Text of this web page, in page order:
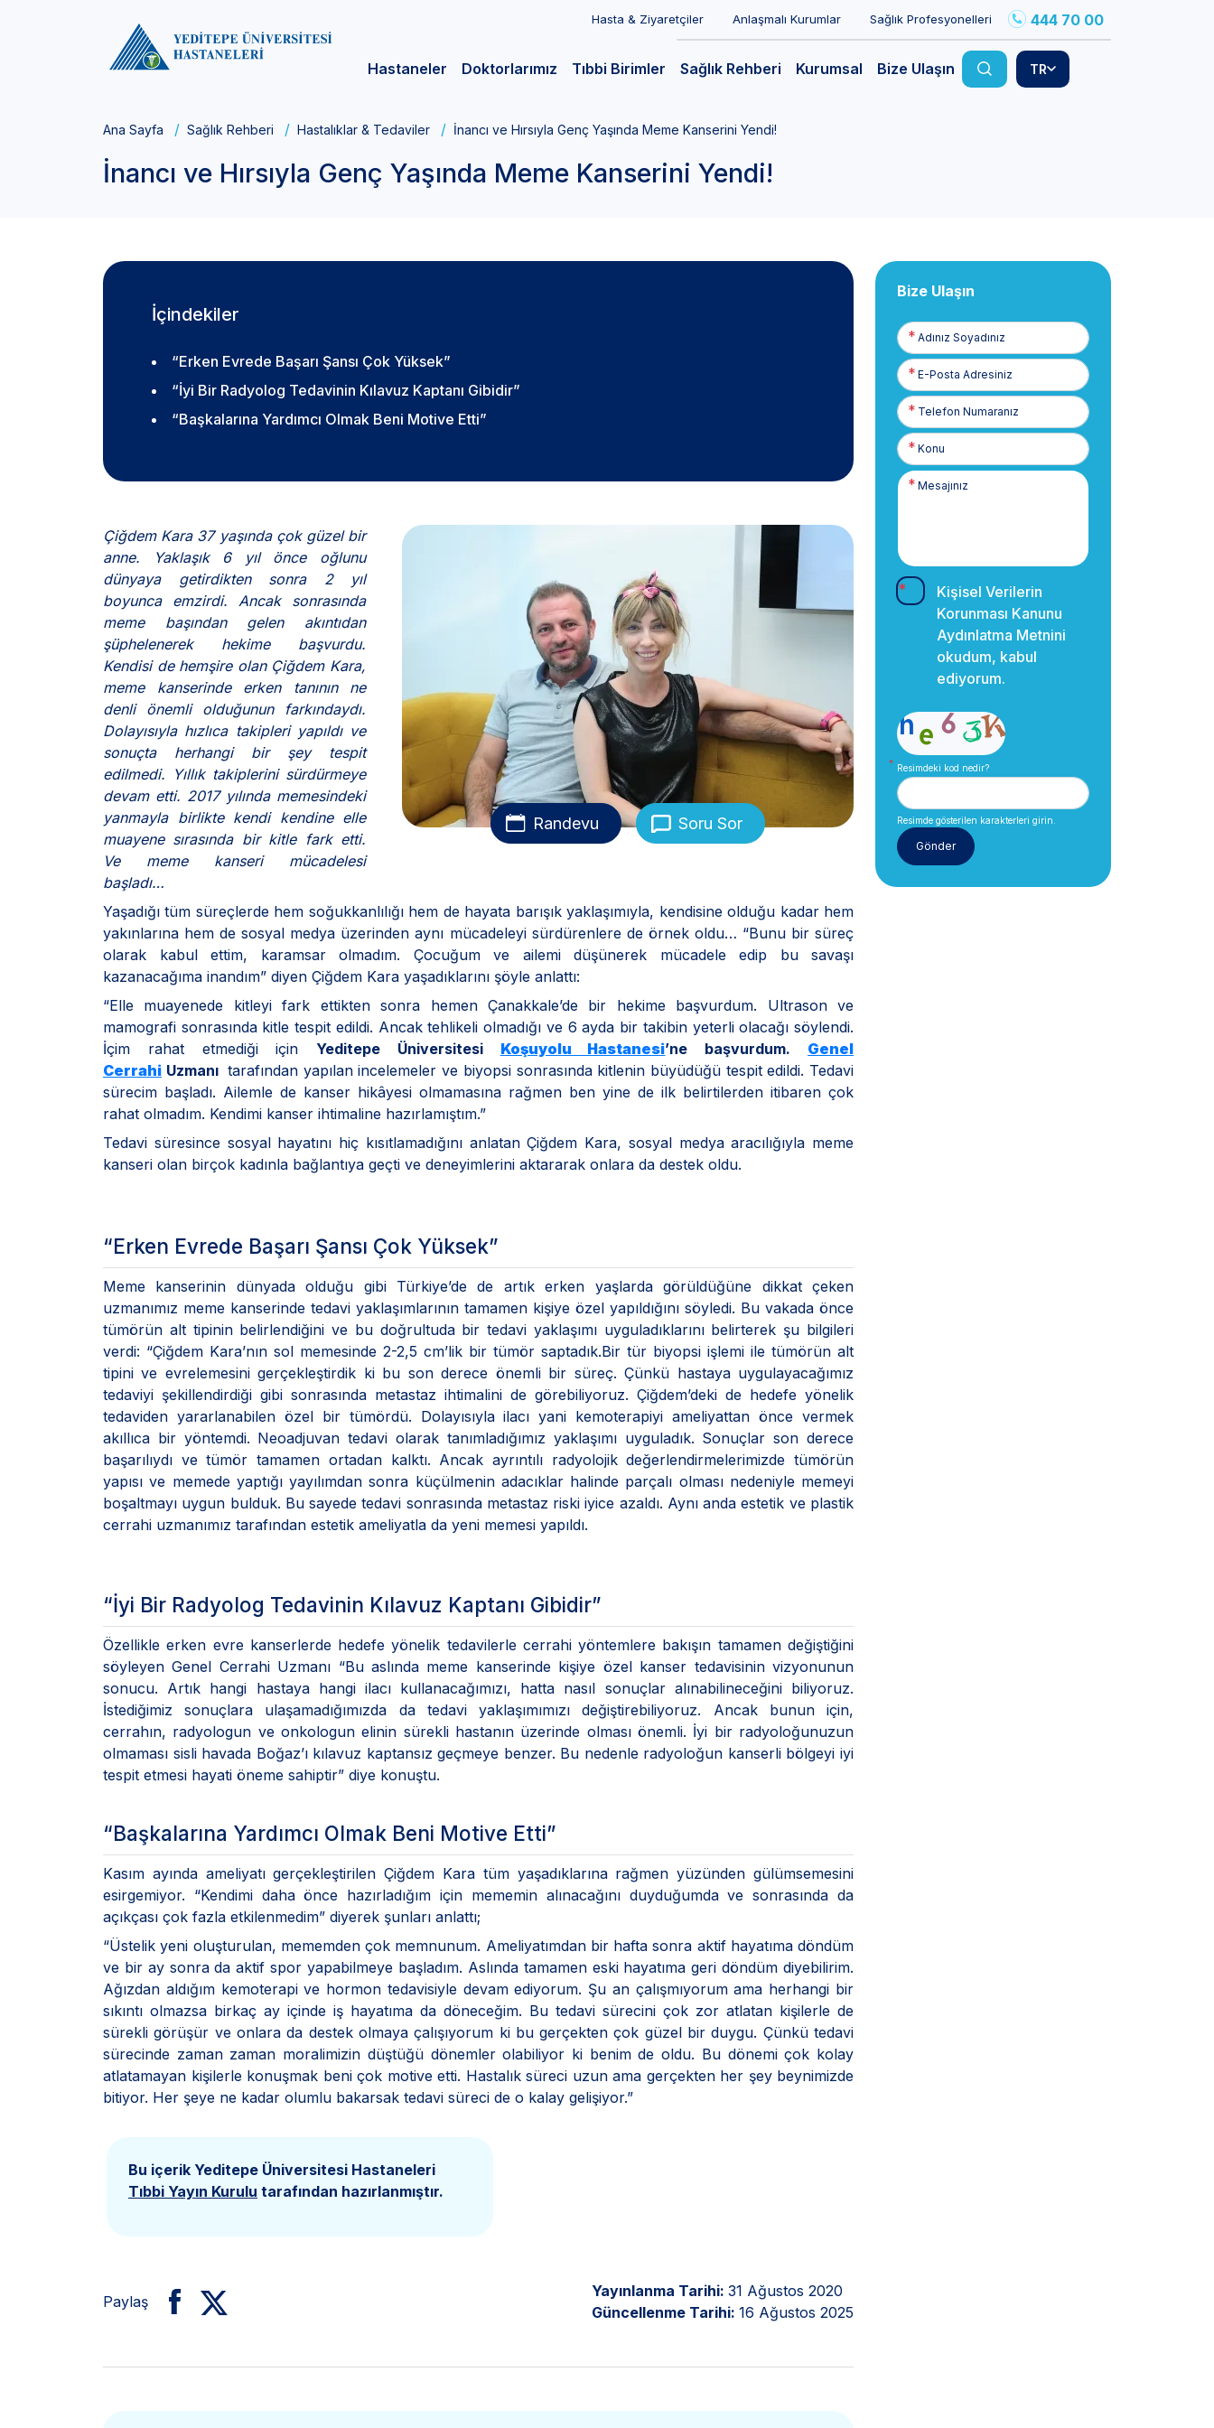
Hasta & Ziyaretçiler Anlaşmalı Kurumlar Sağlık Profesyonelleri 444 70 00
Hastaneler Doktorlarımız Tıbbi Birimler Sağlık Rehberi Kurumsal Bize Ulaşın TR
Ana Sayfa Sağlık Rehberi Hastalıklar & Tedaviler İnancı ve Hırsıyla Genç Yaşında Meme Kanserini Yendi!
İnancı ve Hırsıyla Genç Yaşında Meme Kanserini Yendi!
İçindekiler
“Erken Evrede Başarı Şansı Çok Yüksek”
“İyi Bir Radyolog Tedavinin Kılavuz Kaptanı Gibidir”
“Başkalarına Yardımcı Olmak Beni Motive Etti”
Randevu Soru Sor
Çiğdem Kara 37 yaşında çok güzel bir
anne. Yaklaşık 6 yıl önce oğlunu
dünyaya getirdikten sonra 2 yıl
boyunca emzirdi. Ancak sonrasında
meme başından gelen akıntıdan
şüphelenerek hekime başvurdu.
Kendisi de hemşire olan Çiğdem Kara,
meme kanserinde erken tanının ne
denli önemli olduğunun farkındaydı.
Dolayısıyla hızlıca takipleri yapıldı ve
sonuçta herhangi bir şey tespit
edilmedi. Yıllık takiplerini sürdürmeye
devam etti. 2017 yılında memesindeki
yanmayla birlikte kendi kendine elle
muayene sırasında bir kitle fark etti.
Ve meme kanseri mücadelesi
başladı…
Yaşadığı tüm süreçlerde hem soğukkanlılığı hem de hayata barışık yaklaşımıyla, kendisine olduğu kadar hem
yakınlarına hem de sosyal medya üzerinden aynı mücadeleyi sürdürenlere de örnek oldu… “Bunu bir süreç
olarak kabul ettim, karamsar olmadım. Çocuğum ve ailemi düşünerek mücadele edip bu savaşı
kazanacağıma inandım” diyen Çiğdem Kara yaşadıklarını şöyle anlattı:
“Elle muayenede kitleyi fark ettikten sonra hemen Çanakkale’de bir hekime başvurdum. Ultrason ve
mamografi sonrasında kitle tespit edildi. Ancak tehlikeli olmadığı ve 6 ayda bir takibin yeterli olacağı söylendi.
İçim rahat etmediği için Yeditepe Üniversitesi Koşuyolu Hastanesi’ne başvurdum. Genel
Cerrahi Uzmanı tarafından yapılan incelemeler ve biyopsi sonrasında kitlenin büyüdüğü tespit edildi. Tedavi
sürecim başladı. Ailemle de kanser hikâyesi olmamasına rağmen ben yine de ilk belirtilerden itibaren çok
rahat olmadım. Kendimi kanser ihtimaline hazırlamıştım.”
Tedavi süresince sosyal hayatını hiç kısıtlamadığını anlatan Çiğdem Kara, sosyal medya aracılığıyla meme
kanseri olan birçok kadınla bağlantıya geçti ve deneyimlerini aktararak onlara da destek oldu.
“Erken Evrede Başarı Şansı Çok Yüksek”
Meme kanserinin dünyada olduğu gibi Türkiye’de de artık erken yaşlarda görüldüğüne dikkat çeken
uzmanımız meme kanserinde tedavi yaklaşımlarının tamamen kişiye özel yapıldığını söyledi. Bu vakada önce
tümörün alt tipinin belirlendiğini ve bu doğrultuda bir tedavi yaklaşımı uyguladıklarını belirterek şu bilgileri
verdi: “Çiğdem Kara’nın sol memesinde 2-2,5 cm’lik bir tümör saptadık.Bir tür biyopsi işlemi ile tümörün alt
tipini ve evrelemesini gerçekleştirdik ki bu son derece önemli bir süreç. Çünkü hastaya uygulayacağımız
tedaviyi şekillendirdiği gibi sonrasında metastaz ihtimalini de görebiliyoruz. Çiğdem’deki de hedefe yönelik
tedaviden yararlanabilen özel bir tümördü. Dolayısıyla ilacı yani kemoterapiyi ameliyattan önce vermek
akıllıca bir yöntemdi. Neoadjuvan tedavi olarak tanımladığımız yaklaşımı uyguladık. Sonuçlar son derece
başarılıydı ve tümör tamamen ortadan kalktı. Ancak ayrıntılı radyolojik değerlendirmelerimizde tümörün
yapısı ve memede yaptığı yayılımdan sonra küçülmenin adacıklar halinde parçalı olması nedeniyle memeyi
boşaltmayı uygun bulduk. Bu sayede tedavi sonrasında metastaz riski iyice azaldı. Aynı anda estetik ve plastik
cerrahi uzmanımız tarafından estetik ameliyatla da yeni memesi yapıldı.
“İyi Bir Radyolog Tedavinin Kılavuz Kaptanı Gibidir”
Özellikle erken evre kanserlerde hedefe yönelik tedavilerle cerrahi yöntemlere bakışın tamamen değiştiğini
söyleyen Genel Cerrahi Uzmanı “Bu aslında meme kanserinde kişiye özel kanser tedavisinin vizyonunun
sonucu. Artık hangi hastaya hangi ilacı kullanacağımızı, hatta nasıl sonuçlar alınabilineceğini biliyoruz.
İstediğimiz sonuçlara ulaşamadığımızda da tedavi yaklaşımımızı değiştirebiliyoruz. Ancak bunun için,
cerrahın, radyologun ve onkologun elinin sürekli hastanın üzerinde olması önemli. İyi bir radyoloğunuzun
olmaması sisli havada Boğaz’ı kılavuz kaptansız geçmeye benzer. Bu nedenle radyoloğun kanserli bölgeyi iyi
tespit etmesi hayati öneme sahiptir” diye konuştu.
“Başkalarına Yardımcı Olmak Beni Motive Etti”
Kasım ayında ameliyatı gerçekleştirilen Çiğdem Kara tüm yaşadıklarına rağmen yüzünden gülümsemesini
esirgemiyor. “Kendimi daha önce hazırladığım için mememin alınacağını duyduğumda ve sonrasında da
açıkçası çok fazla etkilenmedim” diyerek şunları anlattı;
“Üstelik yeni oluşturulan, mememden çok memnunum. Ameliyatımdan bir hafta sonra aktif hayatıma döndüm
ve bir ay sonra da aktif spor yapabilmeye başladım. Aslında tamamen eski hayatıma geri döndüm diyebilirim.
Ağızdan aldığım kemoterapi ve hormon tedavisiyle devam ediyorum. Şu an çalışmıyorum ama herhangi bir
sıkıntı olmazsa birkaç ay içinde iş hayatıma da döneceğim. Bu tedavi sürecini çok zor atlatan kişilerle de
sürekli görüşür ve onlara da destek olmaya çalışıyorum ki bu gerçekten çok güzel bir duygu. Çünkü tedavi
sürecinde zaman zaman moralimizin düştüğü dönemler olabiliyor ki benim de oldu. Bu dönemi çok kolay
atlatamayan kişilerle konuşmak beni çok motive etti. Hastalık süreci uzun ama gerçekten her şey beynimizde
bitiyor. Her şeye ne kadar olumlu bakarsak tedavi süreci de o kalay gelişiyor.”
Bu içerik Yeditepe Üniversitesi Hastaneleri
Tıbbi Yayın Kurulu tarafından hazırlanmıştır.
Paylaş
Yayınlanma Tarihi: 31 Ağustos 2020
Güncellenme Tarihi: 16 Ağustos 2025
Bize Ulaşın
Adınız
Soyadınız
E-
Posta
Telefon
Numaranız
Kişisel Verilerin
Korunması Kanunu
Aydınlatma Metnini
okudum, kabul
ediyorum.
Resimdeki kod nedir?
Resimde gösterilen karakterleri girin.